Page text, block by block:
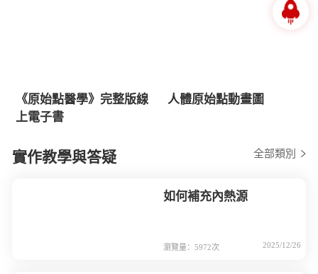
《原始點醫學》完整版線
上電子書
人體原始點動畫圖
實作教學與答疑 全部類別
如何補充內熱源
瀏覽量：5972次 2025/12/26